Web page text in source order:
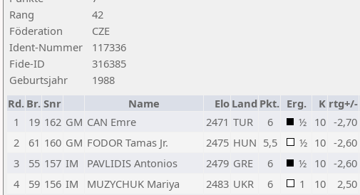
Rang
42
Föderation
CZE
Ident-Nummer
117336
Fide-ID
316385
Geburtsjahr
1988
Rd. Br. Snr Name Elo Land Pkt. Erg. K rtg+/-
1
19 162 GM CAN Emre 2471 TUR 6 ½ 10 -2,70
2
61 160 GM FODOR Tamas Jr. 2475 HUN 5,5 ½ 10 -2,60
3
55 157 IM PAVLIDIS Antonios 2479 GRE 6 ½ 10 -2,60
4
59 156 IM MUZYCHUK Mariya 2483 UKR 6 1 10 2,50